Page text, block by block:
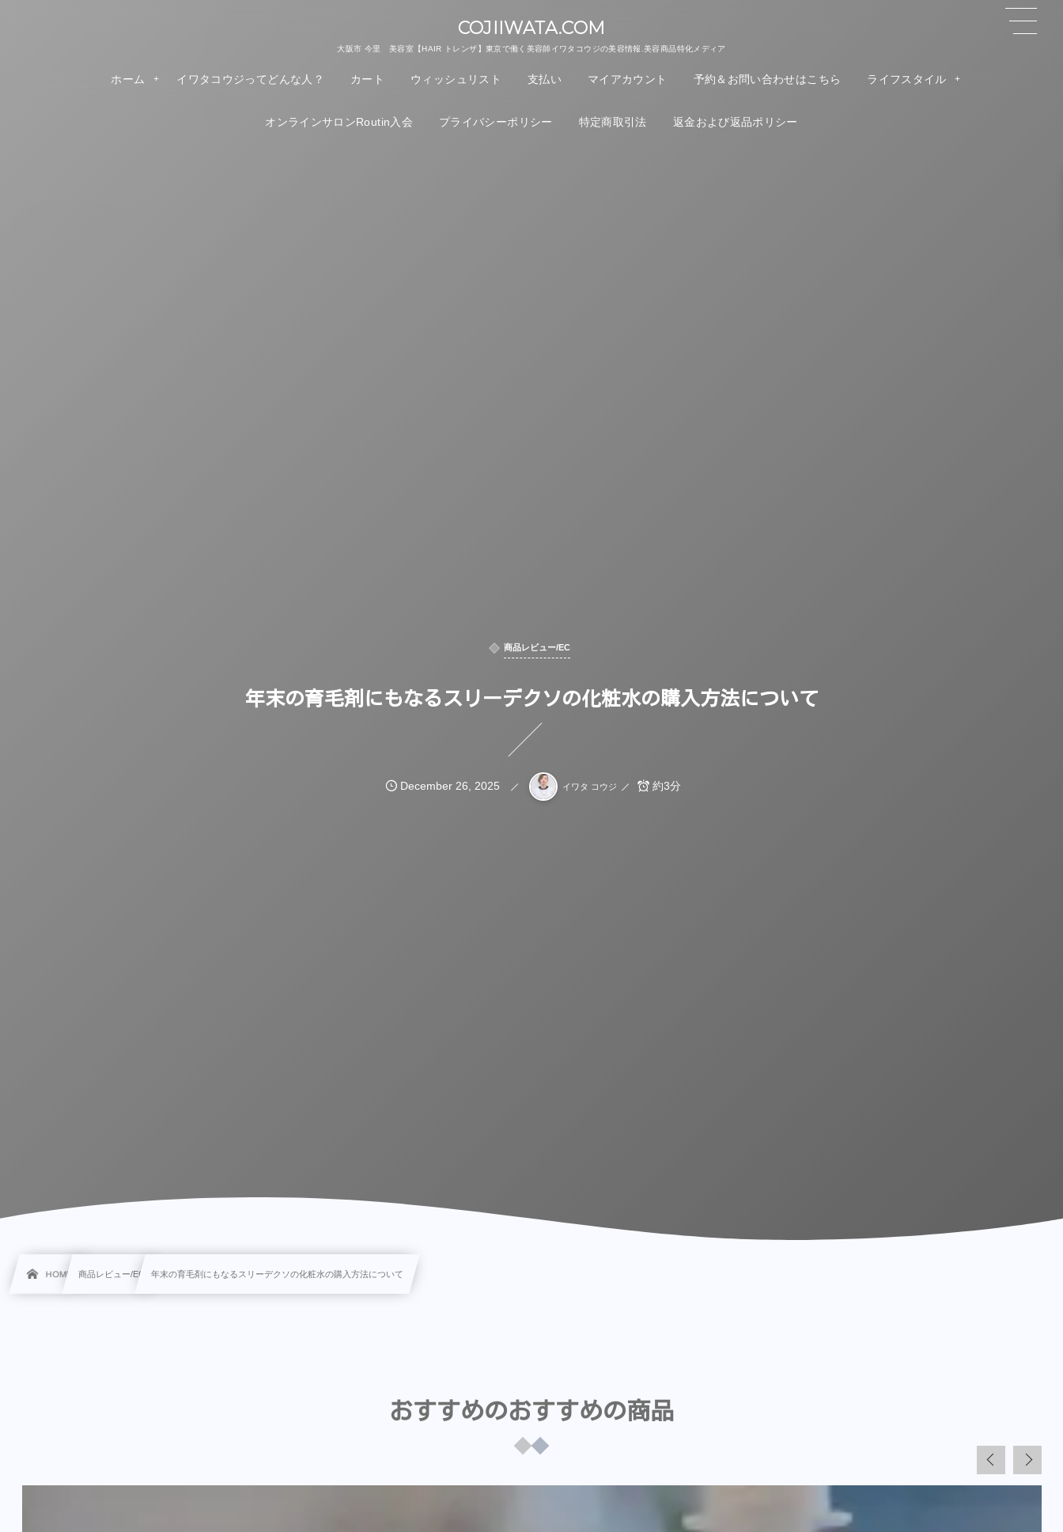
COJIIWATA.COM
大阪市 今里 美容室【HAIR トレンザ】東京で働く美容師イワタコウジの美容情報.美容商品特化メディア
ホーム イワタコウジってどんな人？ カート ウィッシュリスト 支払い マイアカウント 予約＆お問い合わせはこちら ライフスタイル
オンラインサロンRoutin入会 プライバシーポリシー 特定商取引法 返金および返品ポリシー
商品レビュー/EC
年末の育毛剤にもなるスリーデクソの化粧水の購入方法について
December 26, 2025 イワタ コウジ 約3分
HOME 商品レビュー/EC 年末の育毛剤にもなるスリーデクソの化粧水の購入方法について
おすすめのおすすめの商品